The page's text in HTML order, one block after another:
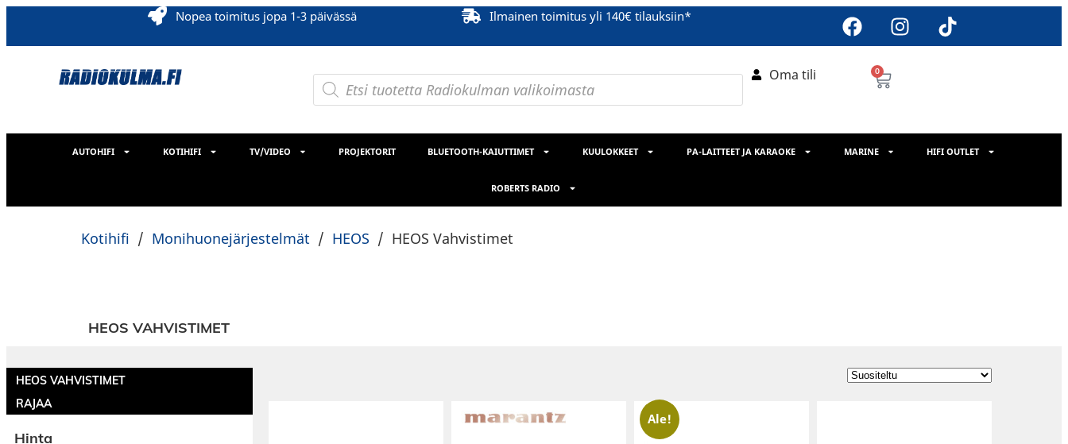
Nopea toimitus jopa 1-3 päivässä Ilmainen toimitus yli 140€ tilauksiin*
Oma tili 0
AUTOHIFI KOTIHIFI TV/VIDEO PROJEKTORIT BLUETOOTH-KAIUTTIMET KUULOKKEET PA-LAITTEET JA KARAOKE MARINE HIFI OUTLET
ROBERTS RADIO
Kotihifi / Monihuonejärjestelmät / HEOS / HEOS Vahvistimet
HEOS VAHVISTIMET
HEOS VAHVISTIMET
RAJAA
Hinta
Ale!